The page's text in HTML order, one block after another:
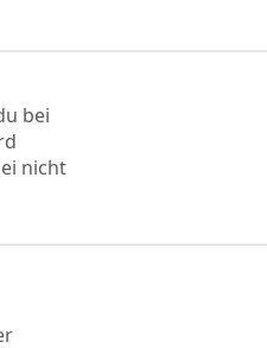
bei
nicht